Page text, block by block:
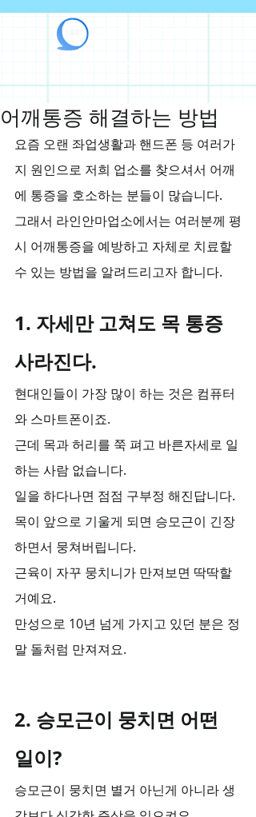
어깨통증 해결하는 방법
요즘 오랜 좌업생활과 핸드폰 등 여러가
지 원인으로 저희 업소를 찾으셔서 어깨
에 통증을 호소하는 분들이 많습니다.
그래서 라인안마업소에서는 여러분께 평
시 어깨통증을 예방하고 자체로 치료할
수 있는 방법을 알려드리고자 합니다.
1. 자세만 고쳐도 목 통증
사라진다.
현대인들이 가장 많이 하는 것은 컴퓨터
와 스마트폰이죠.
근데 목과 허리를 쭉 펴고 바른자세로 일
하는 사람 없습니다.
일을 하다나면 점점 구부정 해진답니다.
목이 앞으로 기울게 되면 승모근이 긴장
하면서 뭉쳐버립니다.
근육이 자꾸 뭉치니가 만져보면 딱딱할
거예요.
만성으로 10년 넘게 가지고 있던 분은 정
말 돌처럼 만져져요.
2. 승모근이 뭉치면 어떤
일이?
승모근이 뭉치면 별거 아닌게 아니라 생